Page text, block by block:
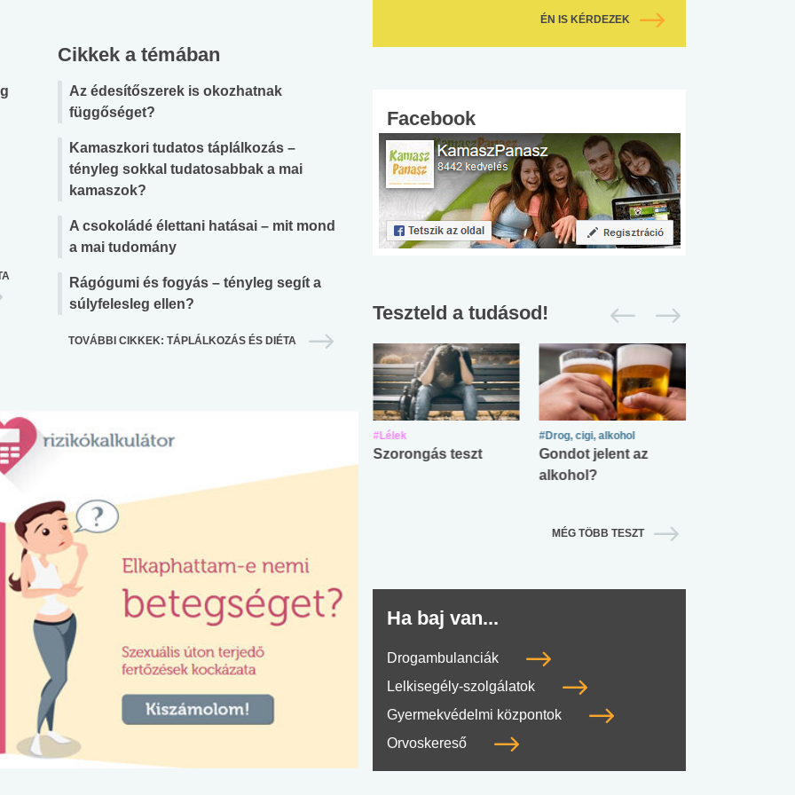
Cikkek a témában
Az édesítőszerek is okozhatnak
függőséget?
Kamaszkori tudatos táplálkozás –
tényleg sokkal tudatosabbak a mai
kamaszok?
A csokoládé élettani hatásai – mit mond
a mai tudomány
Rágógumi és fogyás – tényleg segít a
súlyfelesleg ellen?
TOVÁBBI CIKKEK: TÁPLÁLKOZÁS ÉS DIÉTA
ÉN IS KÉRDEZEK
Facebook
Teszteld a tudásod!
#Suli, munka #Lélek
Szorongás teszt
#Drog, cigi, alkohol
Gondot jelent az
alkohol?
MÉG TÖBB TESZT
Ha baj van...
Drogambulanciák
Lelkisegély-szolgálatok
Gyermekvédelmi központok
Orvoskereső